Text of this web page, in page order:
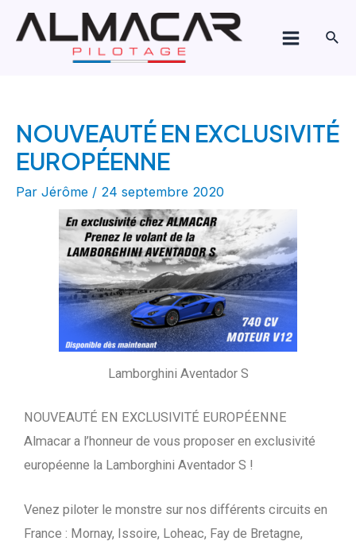
Aller
Menu
NOUVEAUTÉ EN EXCLUSIVITÉ
EUROPÉENNE
Par Jérôme / 24 septembre 2020
Lamborghini Aventador S
NOUVEAUTÉ EN EXCLUSIVITÉ EUROPÉENNE
Almacar a l’honneur de vous proposer en exclusivité
européenne la Lamborghini Aventador S !
Venez piloter le monstre sur nos différents circuits en
France : Mornay, Issoire, Loheac, Fay de Bretagne,
Navigation
de